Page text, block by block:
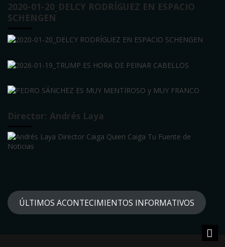
2020-01-20_DELCY RODRÍGUEZ EN ESPACIO
SCHENGEN
Director: Andrés Laya
ÚLTIMOS ACONTECIMIENTOS INFORMATIVOS